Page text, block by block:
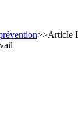
>>Article